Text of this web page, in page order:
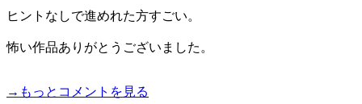
ヒントなしで進めれた方すごい。
怖い作品ありがとうございました。
→もっとコメントを見る